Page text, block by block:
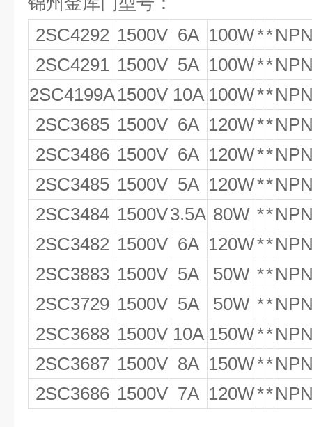
2SC4292 1500V 6A 100W**
2SC4291 1500V 5A 100W**
2SC4199A1500V 10A 100W**
2SC3685 1500V 6A 120W**
2SC3486 1500V 6A 120W**
2SC3485 1500V 5A 120W**
2SC3484 1500V3.5A 80W **
2SC3482 1500V 6A 120W**
2SC3883 1500V 5A 50W **
2SC3729 1500V 5A 50W **
2SC3688 1500V 10A 150W**
2SC3687 1500V 8A 150W**
2SC3686 1500V 7A 120W**